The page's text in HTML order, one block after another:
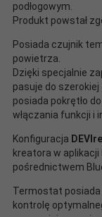
podłogowym.
Produkt powstał
Posiada czujnik
powietrza.
Dzięki specjalnie
pasuje do
posiada pokrętło
włączania funkcji i
Konfiguracja
kreatora w aplikacji
pośrednictwem
Termostat
kontrolę